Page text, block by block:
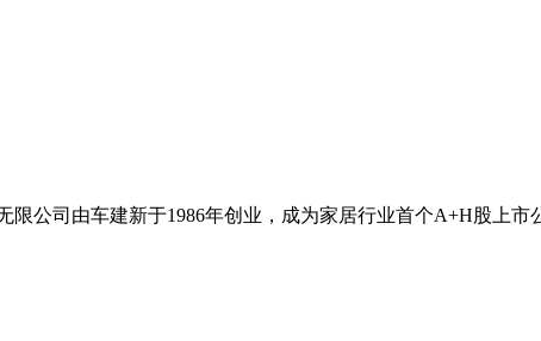
限公司由车建新于1986年创业，成为家居行业首个A+H股上